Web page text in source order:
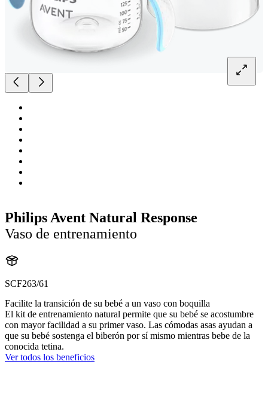
Philips Avent Natural Response
Vaso de entrenamiento
SCF263/61
Facilite la transición de su bebé a un vaso con boquilla
El kit de entrenamiento natural permite que su bebé se acostumbre
con mayor facilidad a su primer vaso. Las cómodas asas ayudan a
que su bebé sostenga el biberón por sí mismo mientras bebe de la
conocida tetina.
Ver todos los beneficios